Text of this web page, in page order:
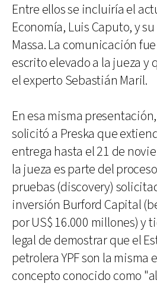
Entre ellos se incluiría el
Economía, Luis Caputo, y
Massa. La comunicación
escrito elevado a la jueza y
el experto Sebastián Maril.
En esa misma
solicitó a Preska que
entrega hasta el 21 de
la jueza es parte del
pruebas (discovery)
inversión Burford Capital
por US$ 16.000 millones) y
legal de demostrar que el
petrolera YPF son la misma
concepto conocido como